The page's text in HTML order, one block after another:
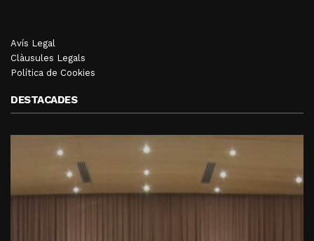
Avís Legal
Clàusules Legals
Política de Cookies
DESTACADES